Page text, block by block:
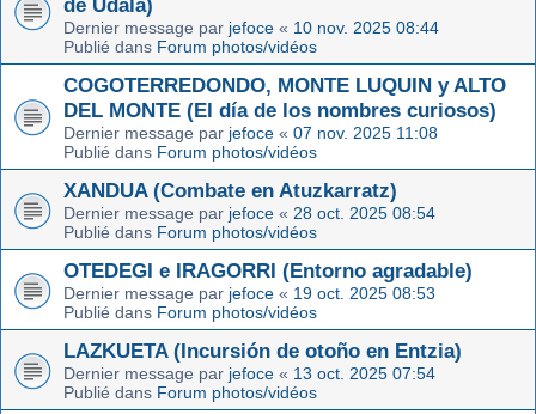
de Udala)
Dernier message par jefoce « 10 nov. 2025 08:44
Publié dans Forum photos/vidéos
COGOTERREDONDO, MONTE LUQUIN y ALTO
DEL MONTE (El día de los nombres curiosos)
Dernier message par jefoce « 07 nov. 2025 11:08
Publié dans Forum photos/vidéos
XANDUA (Combate en Atuzkarratz)
Dernier message par jefoce « 28 oct. 2025 08:54
Publié dans Forum photos/vidéos
OTEDEGI e IRAGORRI (Entorno agradable)
Dernier message par jefoce « 19 oct. 2025 08:53
Publié dans Forum photos/vidéos
LAZKUETA (Incursión de otoño en Entzia)
Dernier message par jefoce « 13 oct. 2025 07:54
Publié dans Forum photos/vidéos